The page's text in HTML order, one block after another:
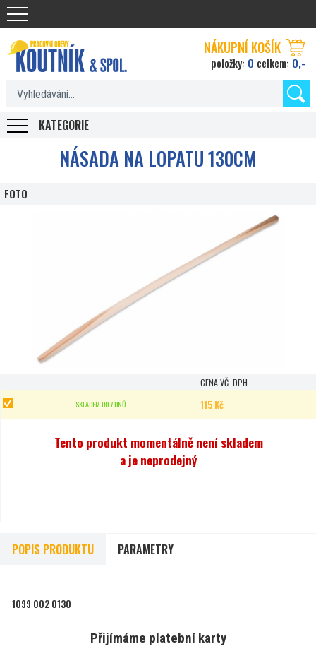
Koutnik.com
NÁSADA NA LOPATU 130CM
FOTO
CENA VČ. DPH
SKLADEM DO 7 DNŮ 115 Kč
Tento produkt momentálně není skladem
a je neprodejný
POPIS PRODUKTU PARAMETRY
1099 002 0130
KATEGORIE
Přijímáme platební karty
NÁKUPNÍ KOŠÍK
položky: 0 celkem: 0,-